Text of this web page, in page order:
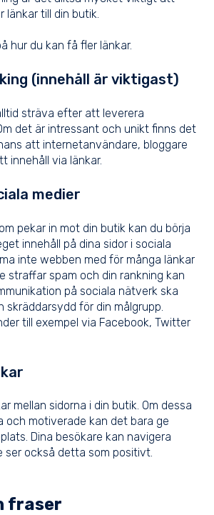
länkar till din butik.
hur du kan få fler länkar.
(innehåll är viktigast)
sträva efter att leverera
det är intressant och unikt finns det
att internetanvändare, bloggare
innehåll via länkar.
medier
pekar in mot din butik kan du börja
innehåll på dina sidor i sociala
inte webben med för många länkar
straffar spam och din rankning kan
på sociala nätverk ska
för din målgrupp.
till exempel via Facebook, Twitter
mellan sidorna i din butik. Om dessa
och motiverade kan det bara ge
Dina besökare kan navigera
ser också detta som positivt.
fraser